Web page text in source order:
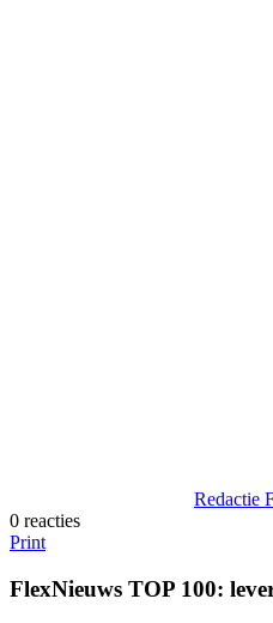
Redactie
0 reacties
Print
FlexNieuws TOP 100: